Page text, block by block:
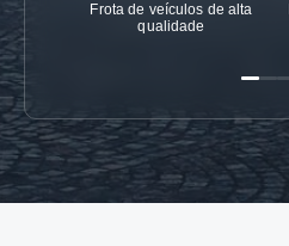
Frota de veículos de alta
qualidade